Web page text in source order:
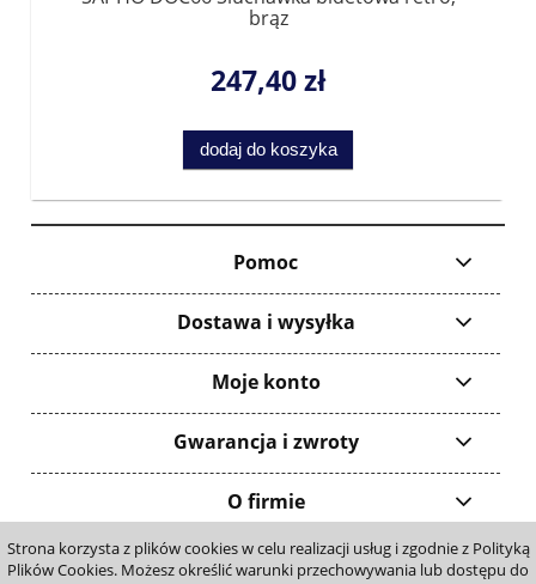
Strona korzysta z plików cookies w celu realizacji usług i zgodnie z Polityką
Plików Cookies. Możesz określić warunki przechowywania lub dostępu do
brąz
247,40 zł
dodaj do koszyka
Pomoc
Dostawa i wysyłka
Moje konto
Gwarancja i zwroty
O firmie
pokaż pełną wersję strony